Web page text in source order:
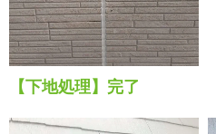
【下地処理】完了